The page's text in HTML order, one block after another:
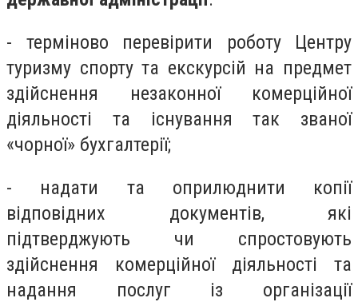
- терміново перевірити роботу Центру
туризму спорту та екскурсій на предмет
здійснення незаконної комерційної
діяльності та існування так званої
«чорної» бухгалтерії;
- надати та оприлюднити копії
відповідних документів, які
підтверджують чи спростовують
здійснення комерційної діяльності та
надання послуг із організації